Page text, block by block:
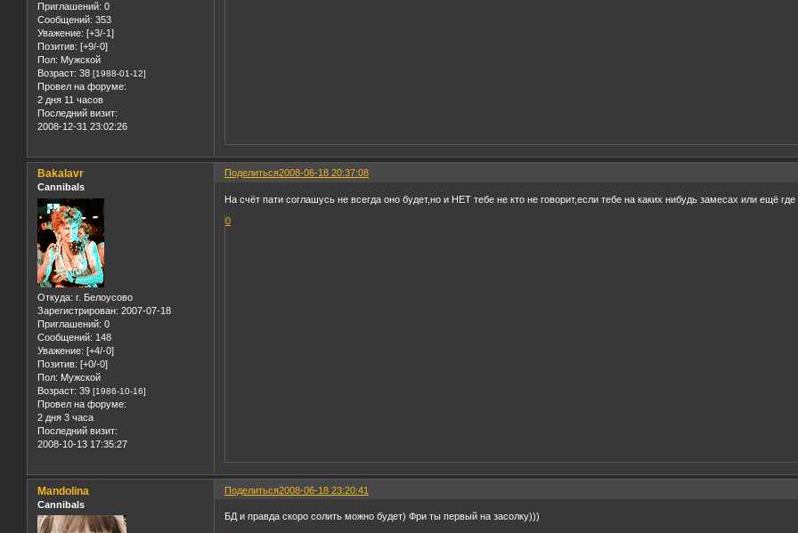
Приглашений: 0
Сообщений: 353
Уважение: [+3/-1]
Позитив: [+9/-0]
Пол: Мужской
Возраст: 38 [1988-01-12]
Провел на форуме:
2 дня 11 часов
Последний визит:
2008-12-31 23:02:26
Поделиться2008-06-18 20:37:08
Bakalavr
Cannibals
Откуда: г. Белоусово
Зарегистрирован: 2007-07-18
Приглашений: 0
Сообщений: 148
Уважение: [+4/-0]
Позитив: [+0/-0]
Пол: Мужской
Возраст: 39 [1986-10-16]
Провел на форуме:
2 дня 3 часа
Последний визит:
2008-10-13 17:35:27
На счёт пати соглашусь не всегда оно будет,но и НЕТ тебе не кто не говорит,если тебе на каких нибудь замесах или ещё
0
Поделиться2008-06-18 23:20:41
Mandolina
Cannibals
БД и правда скоро солить можно будет) Фри ты первый на засолку)))